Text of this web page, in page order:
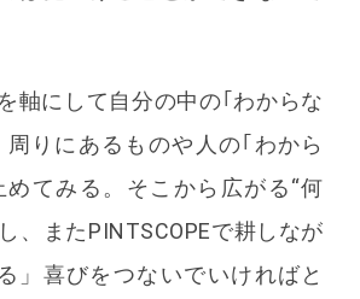
軸にして自分の中の｢わからな
周りにあるものや人の｢わから
めてみる。そこから広がる“何
、またPINTSCOPEで耕しなが
」喜びをつないでいければと